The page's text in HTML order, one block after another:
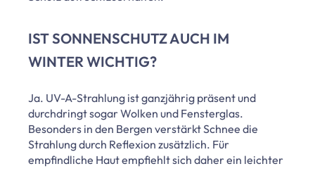
IST SONNENSCHUTZ AUCH IM
WINTER WICHTIG?
Ja. UV-A-Strahlung ist ganzjährig präsent und
durchdringt sogar Wolken und Fensterglas.
Besonders in den Bergen verstärkt Schnee die
Strahlung durch Reflexion zusätzlich. Für
empfindliche Haut empfiehlt sich daher ein leichter